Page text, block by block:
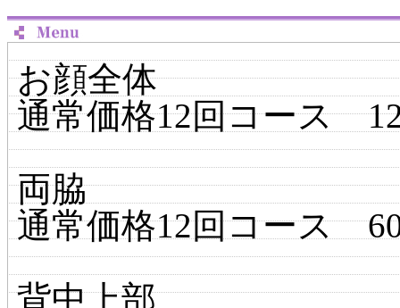
お顔全体
通常価格12回コース
両脇
通常価格12回コース
背中上部